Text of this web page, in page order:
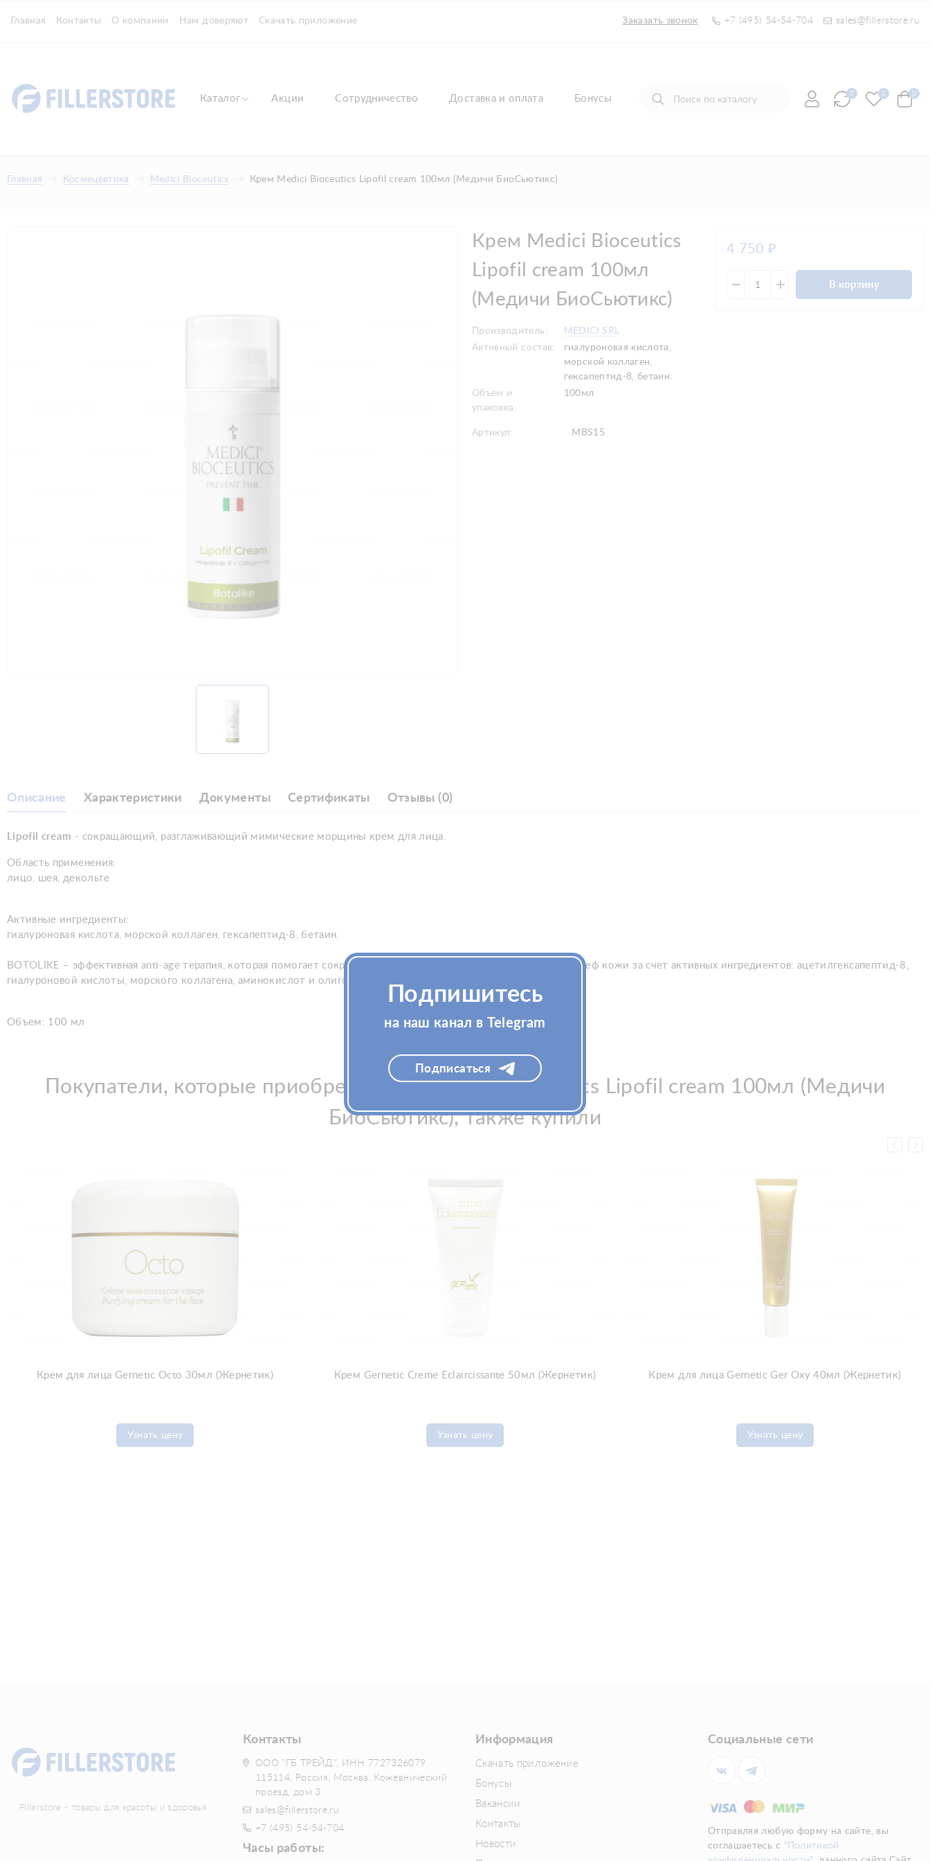
Главная Контакты О компании Нам доверяют Скачать приложение Заказать звонок +7 (495) 54-54-704 sales@fillerstore.ru
Каталог Акции Сотрудничество Доставка и оплата Бонусы 0 0 0
Главная Космецевтика Medici Bioceutics Крем Medici Bioceutics Lipofil cream 100мл (Медичи БиоСьютикс)
Крем Medici Bioceutics
Lipofil cream 100мл
(Медичи БиоСьютикс)
Производитель:
MEDICI SRL
Активный состав:
гиалуроновая кислота,
морской коллаген,
гексапептид-8, бетаин.
Объем и
упаковка:
100мл
Артикул: MBS15
4 750₽
В корзину
Описание Характеристики Документы Сертификаты Отзывы (0)
Lipofil cream - сокращающий, разглаживающий мимические морщины крем для лица.
Область применения:
лицо, шея, декольте
Активные ингредиенты:
гиалуроновая кислота, морской коллаген, гексапептид-8, бетаин.
BOTOLIKE – эффективная anti-age терапия, которая помогает сократить мимические морщины и разгладить рельеф кожи за счет активных ингредиентов: ацетилгексапептид-8,
гиалуроновой кислоты, морского коллагена, аминокислот и олигоэлементов растений.
Объем: 100 мл
Покупатели, которые приобрели Крем Medici Bioceutics Lipofil cream 100мл (Медичи
БиоСьютикс), также купили
Крем для лица Gernetic Octo 30мл (Жернетик)
Узнать цену
Крем Gernetic Creme Eclaircissante 50мл (Жернетик)
Узнать цену
Крем для лица Gernetic Ger Oxy 40мл (Жернетик)
Узнать цену
Fillerstore - товары для красоты и здоровья
Контакты
ООО "ГБ ТРЕЙД", ИНН 7727326079
115114, Россия, Москва, Кожевнический
проезд, дом 3
sales@fillerstore.ru
+7 (495) 54-54-704
Часы работы:
Информация
Скачать приложение
Бонусы
Вакансии
Контакты
Новости
Социальные сети
Отправляя любую форму на сайте, вы
соглашаетесь с "Политикой
Подпишитесь
на наш канал в Telegram
Подписаться